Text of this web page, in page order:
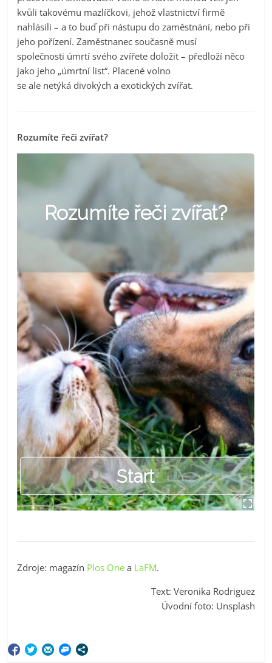
kvůli takovému mazlíčkovi, jehož vlastnictví firmě
nahlásili – a to buď při nástupu do zaměstnání, nebo při
jeho pořízení. Zaměstnanec současně musí
společnosti úmrtí svého zvířete doložit – předloží něco
jako jeho „úmrtní list“. Placené volno
se ale netýká divokých a exotických zvířat.
Rozumíte řeči zvířat?
Zdroje: magazín Plos One a LaFM.
Text: Veronika Rodriguez
Úvodní foto: Unsplash